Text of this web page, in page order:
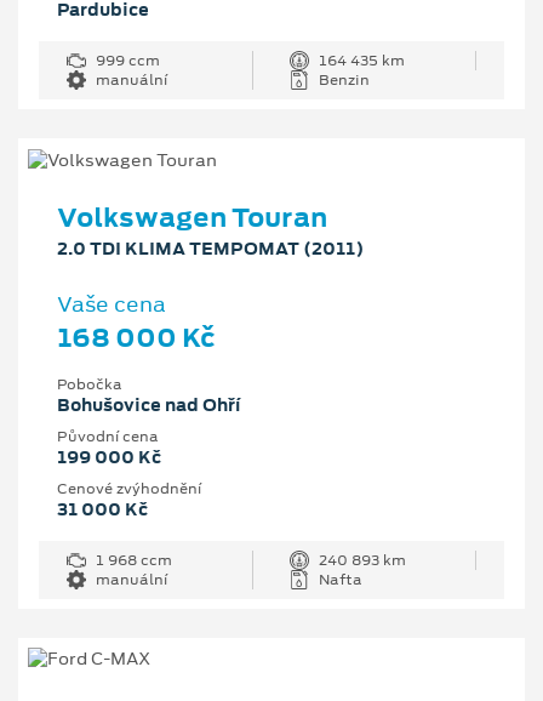
Pardubice
999 ccm
164 435 km
manuální
Benzin
Volkswagen Touran
2.0 TDI KLIMA TEMPOMAT (2011)
Vaše cena
168 000 Kč
Pobočka
Bohušovice nad Ohří
Původní cena
199 000 Kč
Cenové zvýhodnění
31 000 Kč
1 968 ccm
240 893 km
manuální
Nafta